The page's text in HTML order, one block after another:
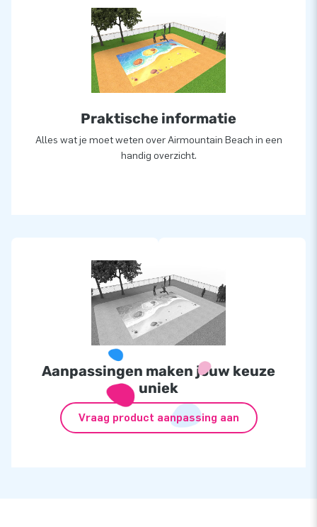
Wil je liever een airmountain in eigen kleuren of logo? Neem
dan contact op en laat ons in-house ontwerpteam er
vrijblijvend een voor jou ontwerpen!
Meer dan 15.000 klanten kozen ook voor JB
JB laat al meer dan 15 jaar mensen wereldwijd een gat in de
lucht springen. Vaak letterlijk. Ons team van designers,
ontwikkelaars en logistiek medewerkers leveren unieke
Praktische informatie
Alles wat je moet weten over Airmountain Beach in een
handig overzicht.
Aanpassingen maken jouw keuze
uniek
Vraag product aanpassing aan